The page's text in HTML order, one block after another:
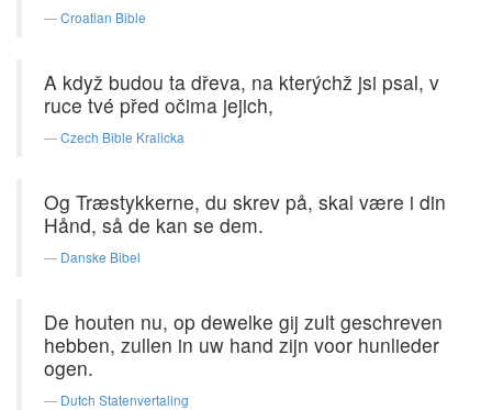
Croatian Bible
A když budou ta dřeva, na kterýchž jsi psal, v
ruce tvé před očima jejich,
Czech Bible Kralicka
Og Træstykkerne, du skrev på, skal være i din
Hånd, så de kan se dem.
Danske Bibel
De houten nu, op dewelke gij zult geschreven
hebben, zullen in uw hand zijn voor hunlieder
ogen.
Dutch Statenvertaling